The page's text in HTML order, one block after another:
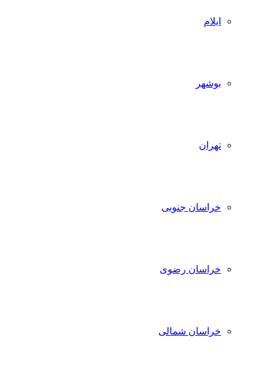
ایلام
بوشهر
تهران
خراسان جنوبی
خراسان رضوی
خراسان شمالی